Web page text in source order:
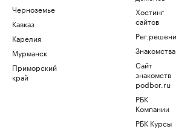
Черноземье
Кавказ
Карелия
Мурманск
Приморский
край
Хостинг
сайтов
Знакомства
Сайт
знакомств
podbor.ru
РБК
Компании
РБК Курсы